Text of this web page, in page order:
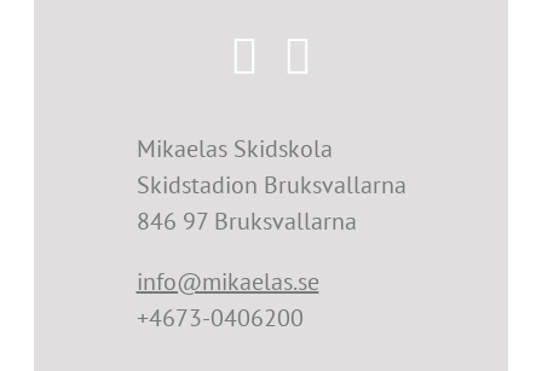
Mikaelas Skidskola
Skidstadion Bruksvallarna
846 97 Bruksvallarna
info@mikaelas.se
+4673-0406200